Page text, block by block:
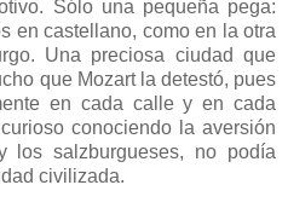
Sólo una pequeña pega:
en castellano, como en la otra
Una preciosa ciudad que
que Mozart la detestó, pues
en cada calle y en cada
conociendo la aversión
los salzburgueses, no podía
civilizada.